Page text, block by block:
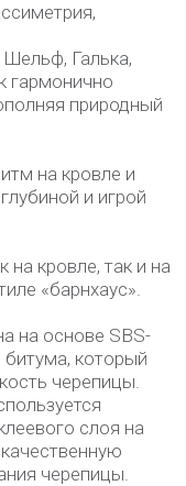
Галька,
гармонично
природный
на кровле и
и игрой
кровле, так и на
«барнхаус».
на основе SBS-
который
черепицы.
слоя на
черепицы.